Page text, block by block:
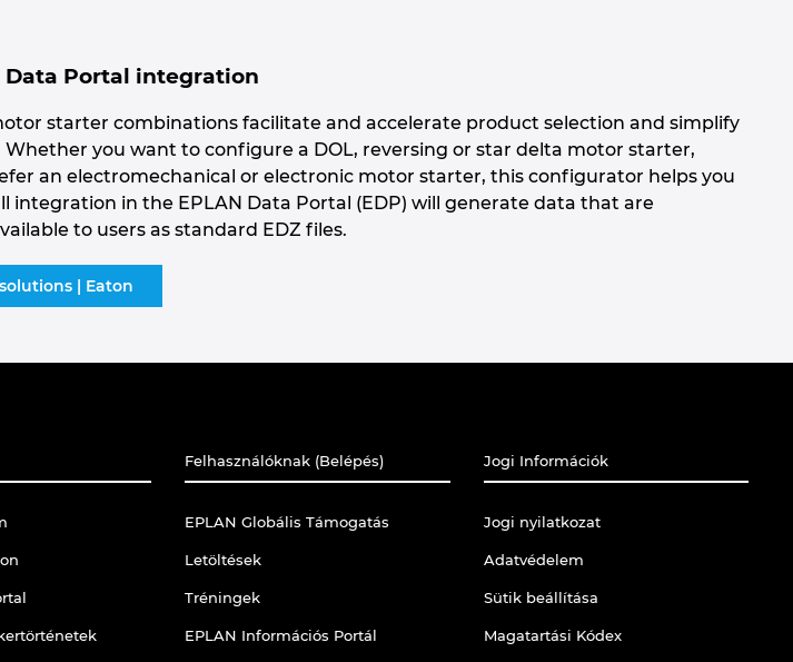
Data Portal integration
starter combinations facilitate and accelerate product selection and simplify
you want to configure a DOL, reversing or star delta motor starter,
an electromechanical or electronic motor starter, this configurator helps you
integration in the EPLAN Data Portal (EDP) will generate data that are
to users as standard EDZ files.
| Eaton
Felhasználóknak (Belépés)
EPLAN Globális Támogatás
Letöltések
Tréningek
EPLAN Információs Portál
Jogi Információk
Jogi nyilatkozat
Adatvédelem
Sütik beállítása
Magatartási Kódex